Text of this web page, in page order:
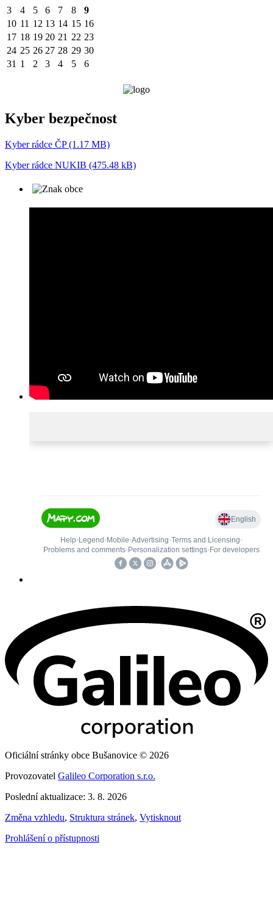
3
4 5 6 7 8
9
10 11 12 13 14 15 16
17 18 19 20 21 22 23
24 25 26 27 28 29 30
31 1 2 3 4 5 6
Kyber bezpečnost
Kyber rádce ČP (1.17 MB)
Kyber rádce NUKIB (475.48 kB)
Oficiální stránky obce Bušanovice © 2026
Provozovatel Galileo Corporation s.r.o.
Poslední aktualizace: 3. 8. 2026
Změna vzhledu, Struktura stránek, Vytisknout
Prohlášení o přístupnosti